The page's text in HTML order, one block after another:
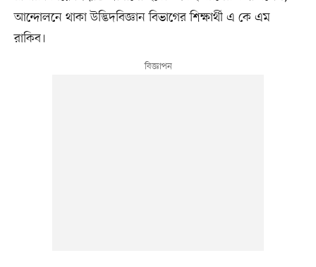
আন্দোলনে থাকা উদ্ভিদবিজ্ঞান বিভাগের শিক্ষার্থী এ কে এম
রাকিব।